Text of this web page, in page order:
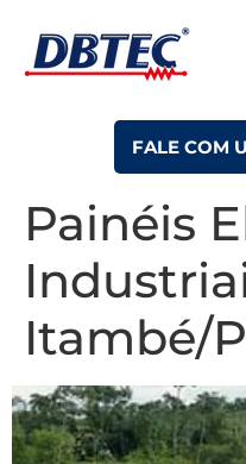
FALE COM
Painéis
Itambé/